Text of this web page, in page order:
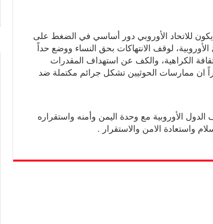
للاتحاد الأوروبي دور أساسي في الضغط على
الأوروبية، لوقف الانتهاكات بحق النساء ووضع حداً
الكراهية، والكف عن استهداف المقدرات
ان ممارسات الحوثيين تشكل جرائم مكتملة ضد
الدول الأوروبية مع وحدة اليمن وأمنه واستقراره
واستعادة الامن والاستقرار .